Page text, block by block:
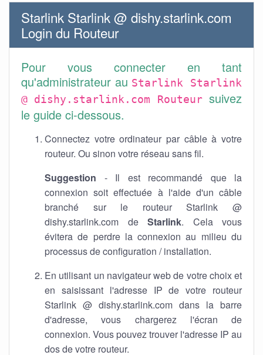
Starlink Starlink @ dishy.starlink.com
Login du Routeur
Pour vous connecter en tant
qu'administrateur au Starlink Starlink
@ dishy.starlink.com Routeur suivez
le guide ci-dessous.
Connectez votre ordinateur par câble à votre
routeur. Ou sinon votre réseau sans fil.
Suggestion - Il est recommandé que la
connexion soit effectuée à l'aide d'un câble
branché sur le routeur Starlink @
dishy.starlink.com de Starlink. Cela vous
évitera de perdre la connexion au milieu du
processus de configuration / installation.
En utilisant un navigateur web de votre choix et
en saisissant l'adresse IP de votre routeur
Starlink @ dishy.starlink.com dans la barre
d'adresse, vous chargerez l'écran de
connexion. Vous pouvez trouver l'adresse IP au
dos de votre routeur.